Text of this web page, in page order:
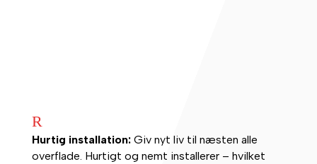
R
Hurtig installation:Giv nyt liv til næsten alle
overflade. Hurtigt og nemt installerer – hvilket